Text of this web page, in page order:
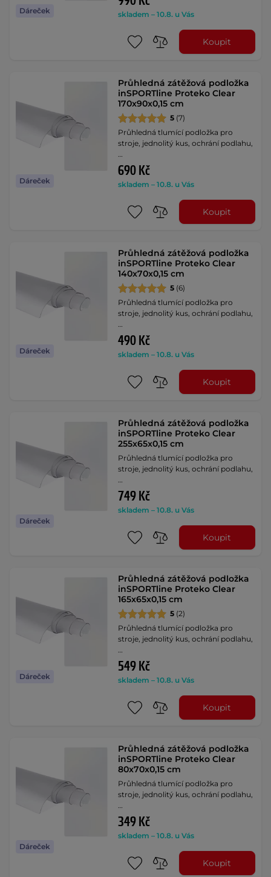
Dáreček skladem – 10.8. u Vás
Koupit
Dáreček
Průhledná zátěžová podložka
inSPORTline Proteko Clear
170x90x0,15 cm
5 (7)
Průhledná tlumící podložka pro
stroje, jednolitý kus, ochrání podlahu,
…
690 Kč
skladem – 10.8. u Vás
Koupit
Dáreček
Průhledná zátěžová podložka
inSPORTline Proteko Clear
140x70x0,15 cm
5 (6)
Průhledná tlumící podložka pro
stroje, jednolitý kus, ochrání podlahu,
…
490 Kč
skladem – 10.8. u Vás
Koupit
Dáreček
Průhledná zátěžová podložka
inSPORTline Proteko Clear
255x65x0,15 cm
Průhledná tlumící podložka pro
stroje, jednolitý kus, ochrání podlahu,
…
749 Kč
skladem – 10.8. u Vás
Koupit
Dáreček
Průhledná zátěžová podložka
inSPORTline Proteko Clear
165x65x0,15 cm
5 (2)
Průhledná tlumící podložka pro
stroje, jednolitý kus, ochrání podlahu,
…
549 Kč
skladem – 10.8. u Vás
Koupit
Dáreček
Průhledná zátěžová podložka
inSPORTline Proteko Clear
80x70x0,15 cm
Průhledná tlumící podložka pro
stroje, jednolitý kus, ochrání podlahu,
…
349 Kč
skladem – 10.8. u Vás
Koupit